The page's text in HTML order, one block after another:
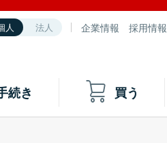
人 法人 企業情報 採用情報
続き 買う